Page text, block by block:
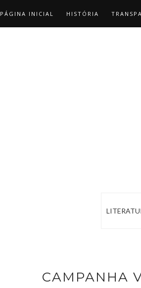
PÁGINA INICIAL HISTÓRIA
CAMPANHA